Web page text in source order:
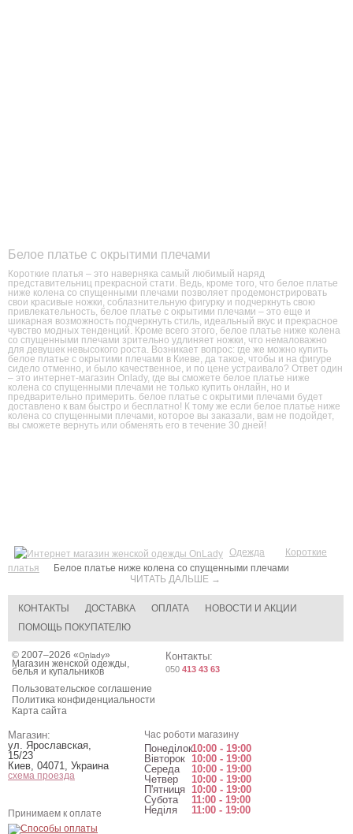
Белое платье с окрытими плечами
Короткие платья – это наверняка самый любимый наряд
представительниц прекрасной стати. Ведь, кроме того, что белое платье
ниже колена со спущенными плечами позволяет продемонстрировать
свои красивые ножки, соблазнительную фигурку и подчеркнуть свою
привлекательность, белое платье с окрытими плечами – это еще и
шикарная возможность подчеркнуть стиль, идеальный вкус и прекрасное
чувство модных тенденций. Кроме всего этого, белое платье ниже колена
со спущенными плечами зрительно удлиняет ножки, что немаловажно
для девушек невысокого роста. Возникает вопрос: где же можно купить
белое платье с окрытими плечами в Киеве, да такое, чтобы и на фигуре
сидело отменно, и было качественное, и по цене устраивало? Ответ один
– это интернет-магазин Onlady, где вы сможете белое платье ниже
колена со спущенными плечами не только купить онлайн, но и
предварительно примерить. белое платье с окрытими плечами будет
доставлено к вам быстро и бесплатно! К тому же если белое платье ниже
колена со спущенными плечами, которое вы заказали, вам не подойдет,
вы сможете вернуть или обменять его в течение 30 дней!
ЧИТАТЬ ДАЛЬШЕ →
Одежда
Короткие
платья
Белое платье ниже колена со спущенными плечами
КОНТАКТЫ ДОСТАВКА ОПЛАТА
НОВОСТИ И АКЦИИ
ПОМОЩЬ ПОКУПАТЕЛЮ
© 2007–2026 «Onlady»
Магазин женской одежды,
белья и купальников
Пользовательское соглашение
Политика конфиденциальности
Карта сайта
Контакты:
050 413 43 63
Магазин:
ул. Ярославская,
15/23
Киев 04071 Украина
схема проезда
Час роботи магазину
Понеділок10:00 - 19:00
Вівторок 10:00 - 19:00
Середа
10:00 - 19:00
Четвер
10:00 - 19:00
П'ятниця 10:00 - 19:00
Субота
11:00 - 19:00
Неділя
11:00 - 19:00
Принимаем к оплате